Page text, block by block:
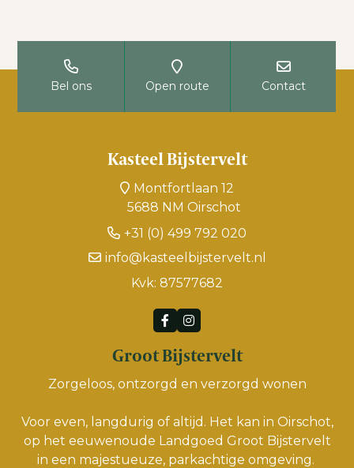
Bel ons Open route Contact
Kasteel Bijstervelt
Montfortlaan 12
5688 NM Oirschot
+31 (0) 499 792 020
info@kasteelbijstervelt.nl
Kvk: 87577682
Groot Bijstervelt
Zorgeloos, ontzorgd en verzorgd wonen
Voor even, langdurig of altijd. Het kan in Oirschot,
op het eeuwenoude Landgoed Groot Bijstervelt
in een majestueuze, parkachtige omgeving.